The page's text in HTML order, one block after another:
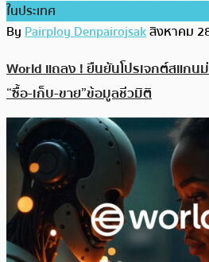
ในประเทศ
ByPairploy Denpairojsakสิงหาคม
World แถลง ! ยืนยันโปรเจกต์สแกน
“ซื้อ-เก็บ-ขาย”ข้อมูลชีวมิติ